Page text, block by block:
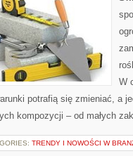
W
potrafią się zmieniać, a
kompozycji – od małych
TRENDY I NOWOŚCI W